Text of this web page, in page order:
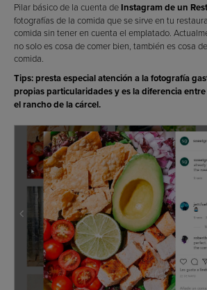
Pilar básico de la cuenta de Instagram de un
fotografías de la comida que se sirve en tu
comida sin tener en cuenta el emplatado.
no solo es cosa de comer bien, también es cosa
comida.
Tips: presta especial atención a la fotografía
propias particularidades y es la diferencia
el rancho de la cárcel.